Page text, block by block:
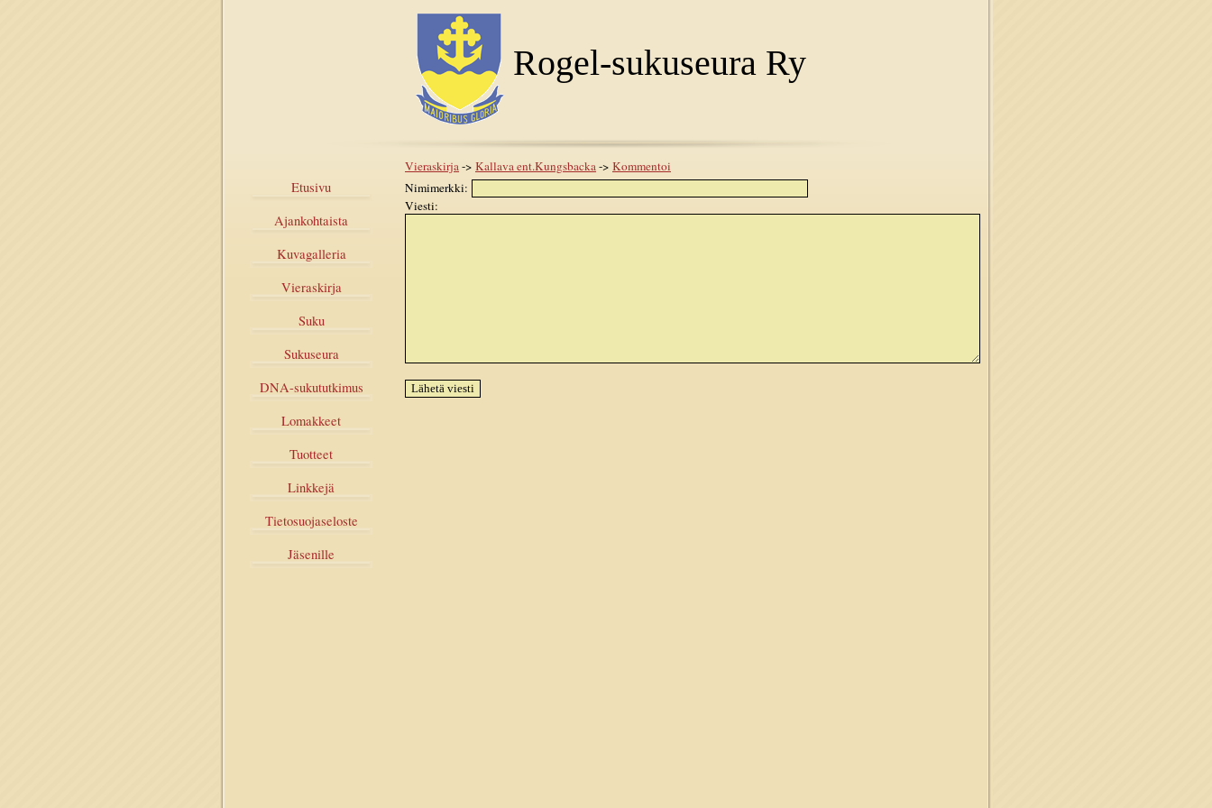
Rogel-sukuseura Ry
Etusivu
Ajankohtaista
Kuvagalleria
Vieraskirja
Suku
Sukuseura
DNA-sukututkimus
Lomakkeet
Tuotteet
Linkkejä
Tietosuojaseloste
Jäsenille
Vieraskirja-> Kallava ent.Kungsbacka-> Kommentoi
Nimimerkki:
Viesti: